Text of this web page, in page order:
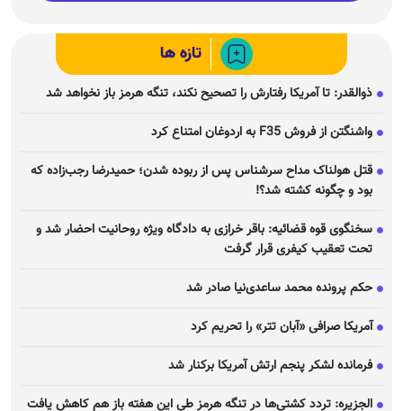
تازه ها
ذوالقدر: تا آمریکا رفتارش را تصحیح نکند، تنگه هرمز باز نخواهد شد
واشنگتن از فروش F35 به اردوغان امتناع کرد
قتل هولناک مداح سرشناس پس از ربوده شدن؛ حمیدرضا رجب‌زاده که
بود و چگونه کشته شد؟!
سخنگوی قوه قضائیه: باقر خرازی به دادگاه ویژه روحانیت احضار شد و
تحت تعقیب کیفری قرار گرفت
حکم پرونده محمد ساعدی‌نیا صادر شد
آمریکا صرافی «آبان تتر» را تحریم کرد
فرمانده لشکر پنجم ارتش آمریکا برکنار شد
الجزیره: تردد کشتی‌ها در تنگه هرمز طی این هفته باز هم کاهش یافت